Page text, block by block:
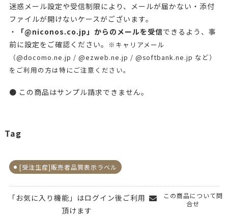
迷惑メール設定や受信制限により、メールが届かない・添付
ファイルが開けないケースがございます。
・
「@niconos.co.jp」からのメールを受信できるよう、事
前に設定をご確認ください。 ※キャリアメール
（@docomo.ne.jp / @ezweb.ne.jp / @softbank.ne.jp など）
をご利用の方は特にご注意ください。
● この商品はサンプル請求できません。
Tag
[受注生産]販売者品質表示ラベル
「お気に入り機能」はログイン後ご利用
頂けます
この商品について問
合せ